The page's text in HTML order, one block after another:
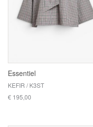
Essentiel
KEFIR / K3ST
€ 195,00